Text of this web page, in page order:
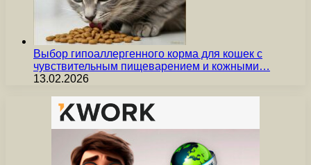
Выбор гипоаллергенного корма для кошек с
чувствительным пищеварением и кожными…
13.02.2026